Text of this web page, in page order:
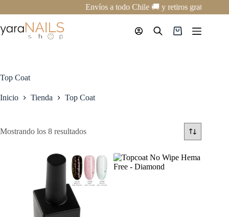
al
contenido
Envíos a todo Chile 🚚 y retiros gratis en
Carro
Top Coat
Inicio Tienda Top Coat
Mostrando los 8 resultados